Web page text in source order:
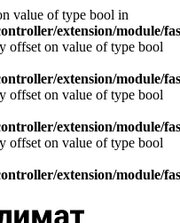
value of type bool in
extension/module/
offset on value of type bool
extension/module/
offset on value of type bool
extension/module/
offset on value of type bool
extension/module/